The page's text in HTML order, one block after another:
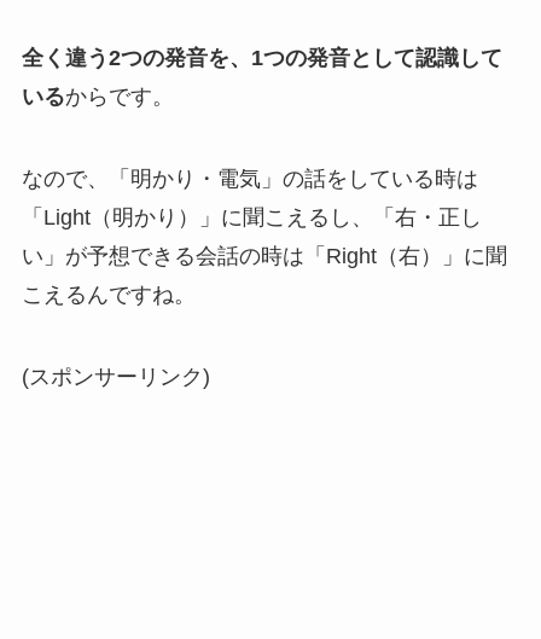
全く違う2つの発音を、1つの発音として認識して
いるからです。
なので、「明かり・電気」の話をしている時は
「Light（明かり）」に聞こえるし、「右・正し
い」が予想できる会話の時は「Right（右）」に聞
こえるんですね。
(スポンサーリンク)